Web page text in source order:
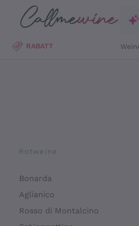
Zum Hauptinhalt springen
RABATT
Rotweine
Bonarda
Aglianico
Rosso di Montalcino